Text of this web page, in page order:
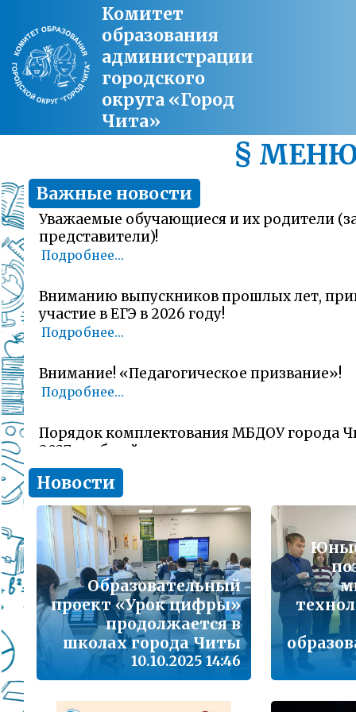
Комитет
образования
администрации
городского
округа «Город
Чита»
§
Важные новости
Уважаемые обучающиеся и их родители
представители)!
Подробнее...
Вниманию выпускников прошлых лет,
участие в ЕГЭ в 2026 году!
Подробнее...
Внимание! «Педагогическое призвание»!
Подробнее...
Порядок комплектования МБДОУ города
2027 учебный год
Подробнее...
Комитет образования Читы напоминает о
заявлений об участии в ГИА-11 (ЕГЭ)
Подробнее...
В сезон гриппа и острых респираторных
наша с Вами общая задача – не допустить
заболеваемости
Подробнее...
Лицам, желающим сдать единый
(далее ЕГЭ) в 2026 году
Новости
Образовательный
проект «Урок цифры»
продолжается в
школах города Читы
10.10.2025 14:46